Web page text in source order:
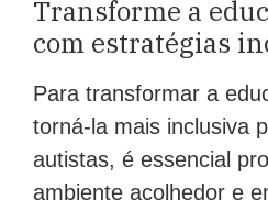
Transforme a
com estratégias
Para transformar a
torná-la mais inclusiva
autistas, é essencial
ambiente acolhedor e